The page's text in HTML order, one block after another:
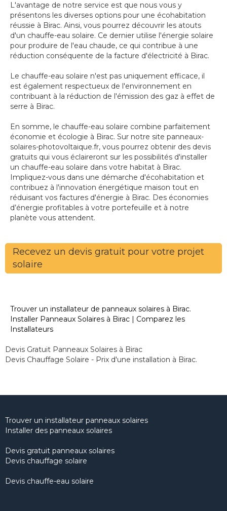
L'avantage de notre service est que nous vous y
présentons les diverses options pour une écohabitation
réussie à Birac. Ainsi, vous pourrez découvrir les atouts
d'un chauffe-eau solaire. Ce dernier utilise l'énergie solaire
pour produire de l'eau chaude, ce qui contribue à une
réduction conséquente de la facture d'électricité à Birac.
Le chauffe-eau solaire n'est pas uniquement efficace, il
est également respectueux de l'environnement en
contribuant à la réduction de l'émission des gaz à effet de
serre à Birac.
En somme, le chauffe-eau solaire combine parfaitement
économie et écologie à Birac. Sur notre site panneaux-
solaires-photovoltaique.fr, vous pourrez obtenir des devis
gratuits qui vous éclaireront sur les possibilités d'installer
un chauffe-eau solaire dans votre habitat à Birac.
Impliquez-vous dans une démarche d'écohabitation et
contribuez à l'innovation énergétique maison tout en
réduisant vos factures d'énergie à Birac. Des économies
d’énergie profitables à votre portefeuille et à notre
planète vous attendent.
Recevez un devis gratuit pour votre projet
solaire
Trouver un installateur de panneaux solaires à Birac.
Installer Panneaux Solaires à Birac | Comparez les
Installateurs
Devis Gratuit Panneaux Solaires à Birac
Devis Chauffage Solaire - Prix d'une installation à Birac.
Trouver un installateur panneaux solaires
Installer des panneaux solaires
Devis gratuit panneaux solaires
Devis chauffage solaire
Devis chauffe-eau solaire